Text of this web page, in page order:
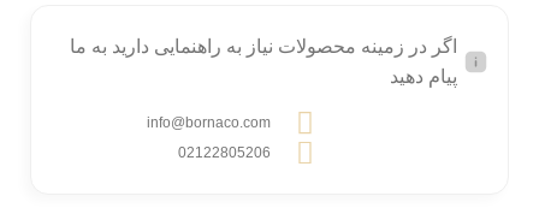
اگر در زمینه محصولات نیاز به راهنمایی دارید به ما
پیام دهید
info@bornaco.com
02122805206